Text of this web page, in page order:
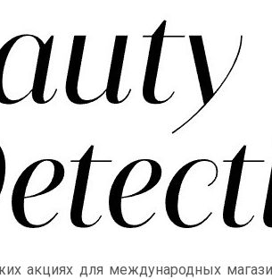
акциях для международных